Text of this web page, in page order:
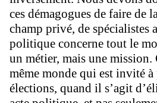
ces démagogues de faire de
champ privé, de spécialistes
politique concerne tout le
un métier, mais une mission.
même monde qui est invité
élections, quand il s’agit d’